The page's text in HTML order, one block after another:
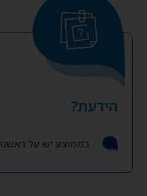
הידעת?
בממוצע יש על ראשנו 100,000 שערות.